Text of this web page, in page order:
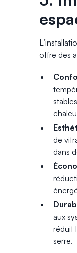
offre des
de
dans
aux
réduit
serre.